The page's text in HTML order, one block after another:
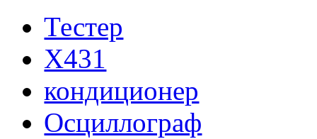
Тестер
X431
кондиционер
Осциллограф